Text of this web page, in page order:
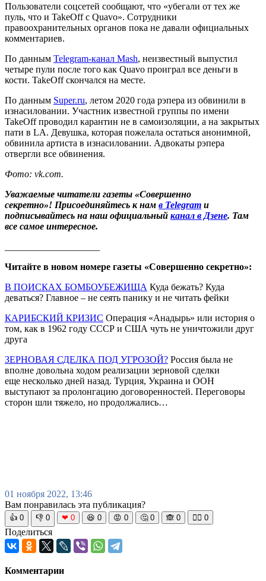
Пользователи соцсетей сообщают, что «убегали от тех же
пуль, что и TakeОff с Quavo». Сотрудники
правоохранительных органов пока не давали официальных
комментариев.
По данным Telegram-канал Mash, неизвестный выпустил
четыре пули после того как Quavo проиграл все деньги в
кости. TakeОff скончался на месте.
По данным Super.ru, летом 2020 года рэпера из обвинили в
изнасиловании. Участник известной группы по имени
TakeOff проводил карантин не в самоизоляции, а на закрытых
пати в LA. Девушка, которая пожелала остаться анонимной,
обвинила артиста в изнасиловании. Адвокаты рэпера
отвергли все обвинения.
Фото: vk.com.
Уважаемые читатели газеты «Совершенно
секретно»! Присоединяйтесь к нам в Telegram и
подписывайтесь на наш официальный канал в Дзене. Там
все самое интересное.
Читайте в новом номере газеты «Совершенно секретно»:
В ПОИСКАХ БОМБОУБЕЖИЩА Куда бежать? Куда
деваться? Главное – не сеять панику и не читать фейки
КАРИБСКИЙ КРИЗИС Операция «Анадырь» или история о
том, как в 1962 году СССР и США чуть не уничтожили друг
друга
ЗЕРНОВАЯ СДЕЛКА ПОД УГРОЗОЙ? Россия была не
вполне довольна ходом реализации зерновой сделки
еще несколько дней назад. Турция, Украина и ООН
выступают за пролонгацию договоренностей. Переговоры
сторон шли тяжело, но продолжались…
01 ноября 2022, 13:46
Вам понравилась эта публикация?
👍 0 👎 0 ❤ 0 😆 0 😡 0 🤔 0 🙈 0 🧘‍♀️ 0
Поделиться
Комментарии